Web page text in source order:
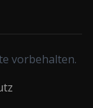
vorbehalten.